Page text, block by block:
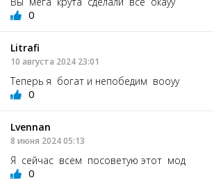
0
Litrafi
10 августа 2024 23:01
Теперь я богат и непобедим вооуу
0
Lvennan
8 июня 2024 05:13
Я сейчас всем посоветую этот мод
0